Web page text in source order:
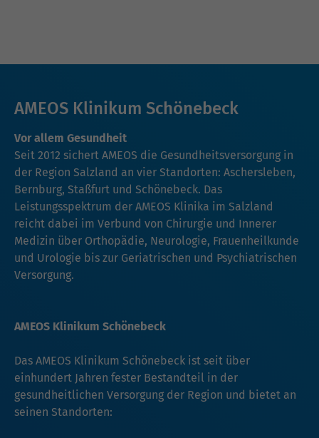
AMEOS Klinikum Schönebeck
Vor allem Gesundheit
Seit 2012 sichert AMEOS die Gesundheitsversorgung in
der Region Salzland an vier Standorten: Aschersleben,
Bernburg, Staßfurt und Schönebeck. Das
Leistungsspektrum der AMEOS Klinika im Salzland
reicht dabei im Verbund von Chirurgie und Innerer
Medizin über Orthopädie, Neurologie, Frauenheilkunde
und Urologie bis zur Geriatrischen und Psychiatrischen
Versorgung.
AMEOS Klinikum Schönebeck
Das AMEOS Klinikum Schönebeck ist seit über
einhundert Jahren fester Bestandteil in der
gesundheitlichen Versorgung der Region und bietet an
seinen Standorten: